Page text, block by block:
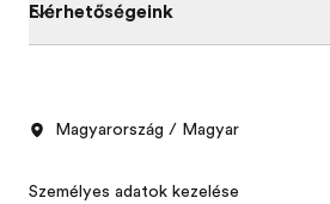
Elérhetőségeink
Magyarország / Magyar
Személyes adatok kezelése